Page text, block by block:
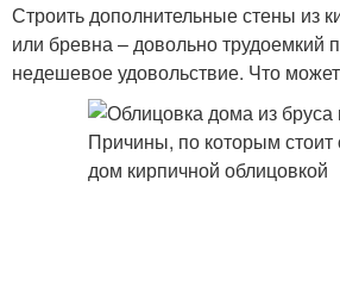
Строить дополнительные стены из
или бревна – довольно трудоемкий
недешевое удовольствие. Что